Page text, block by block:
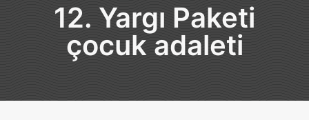
12. Yargı Paketi
çocuk adaleti